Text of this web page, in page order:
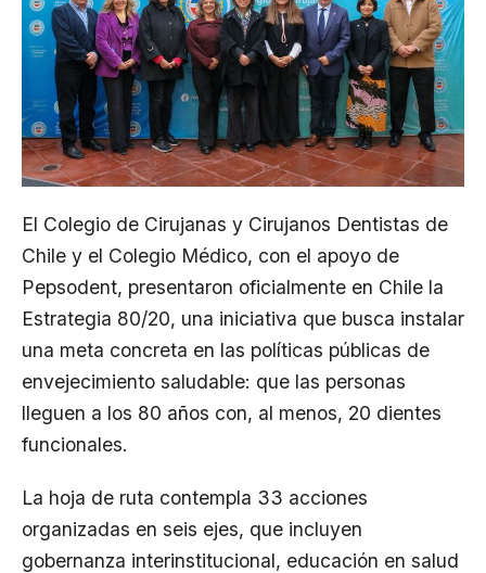
El Colegio de Cirujanas y Cirujanos Dentistas de
Chile y el Colegio Médico, con el apoyo de
Pepsodent, presentaron oficialmente en Chile la
Estrategia 80/20, una iniciativa que busca instalar
una meta concreta en las políticas públicas de
envejecimiento saludable: que las personas
lleguen a los 80 años con, al menos, 20 dientes
funcionales.
La hoja de ruta contempla 33 acciones
organizadas en seis ejes, que incluyen
gobernanza interinstitucional, educación en salud